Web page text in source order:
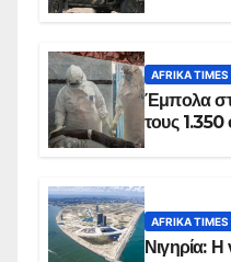
AFRIKA TIMES
Έμπολα
τους 1.350
AFRIKA TIMES
Νιγηρία: Η